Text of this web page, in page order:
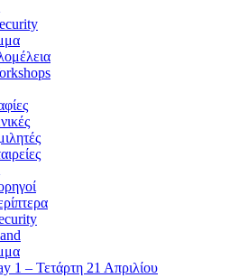
1 – Τετάρτη 21 Απριλίου